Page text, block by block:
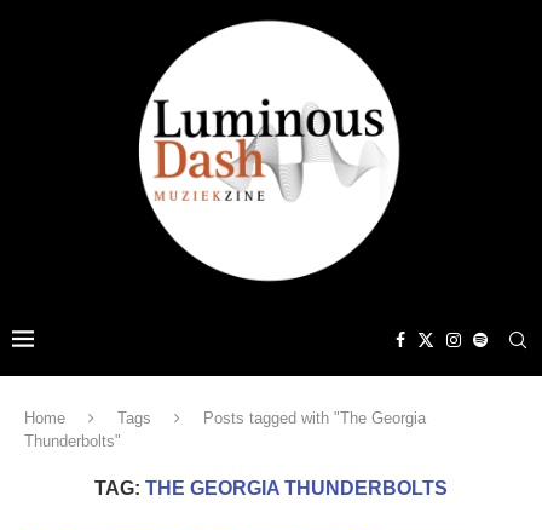
Home Tags
Posts tagged with "The Georgia
Thunderbolts"
TAG: THE GEORGIA THUNDERBOLTS